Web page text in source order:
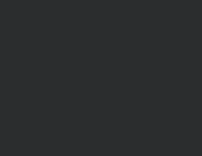
好吃 $150的份量如圖 特別
但希望香菜可以給多一點